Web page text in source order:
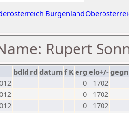
Burgenland
Rupert
bdld rd datumf Kerg elo+/-
0
1702
0
1702
0
1702